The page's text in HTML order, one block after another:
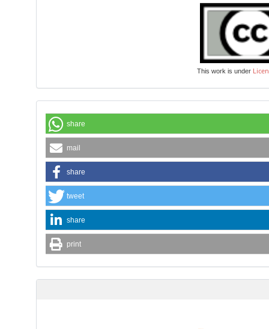
This work is under
share
mail
share
tweet
share
print